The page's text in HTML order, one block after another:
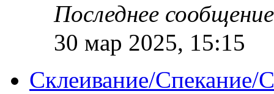
Последнее
30 мар 2025, 15:15
Склеивание/Спекание/